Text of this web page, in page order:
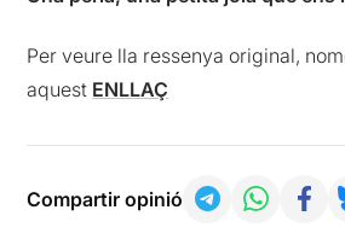
Per veure lla ressenya original,
aquest ENLLAÇ
Compartir opinió